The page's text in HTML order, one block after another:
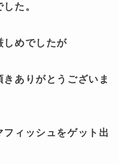
た。
しめでしたが
ありがとうございま
ィッシュをゲット出